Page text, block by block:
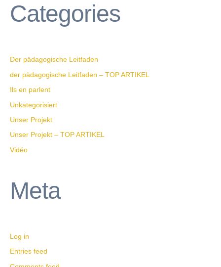
Categories
Der pädagogische Leitfaden
der pädagogische Leitfaden – TOP ARTIKEL
Ils en parlent
Unkategorisiert
Unser Projekt
Unser Projekt – TOP ARTIKEL
Vidéo
Meta
Log in
Entries feed